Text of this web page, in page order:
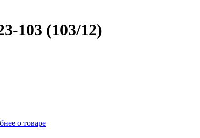
103 (103/12)
о товаре